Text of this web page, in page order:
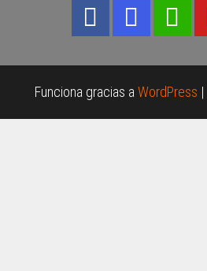
Funciona gracias a WordPress |